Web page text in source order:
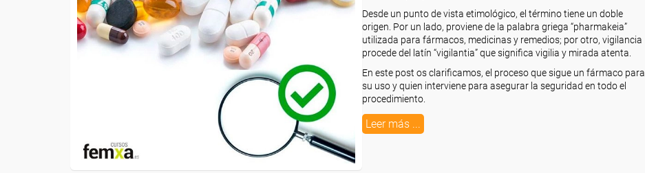
Desde un punto de vista etimológico, el término tiene un doble
origen. Por un lado, proviene de la palabra griega “pharmakeia”
utilizada para fármacos, medicinas y remedios; por otro, vigilancia
procede del latín “vigilantia” que significa vigilia y mirada atenta.
En este post os clarificamos, el proceso que sigue un fármaco para
su uso y quien interviene para asegurar la seguridad en todo el
procedimiento.
Leer más ...